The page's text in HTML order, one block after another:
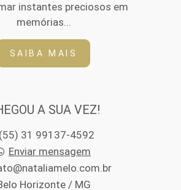
instantes preciosos em
memórias...
SAIBA MAIS
A SUA VEZ!
31 99137-4592
Enviar mensagem
Horizonte / MG